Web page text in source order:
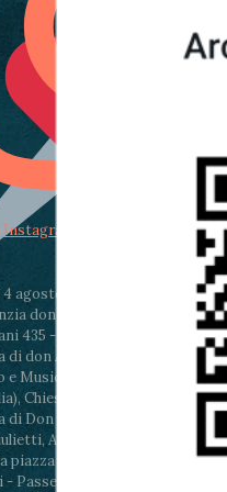
agosto2026
ore 11:30 - Lucca,
don Aldo Mei - Viale
435 - Inaugurazione murales
di don Aldo Mei curato dal Liceo
Musicale “Passaglia”
ore 18 -
Chiesa parrocchiale - Messa
di Don Aldo Mei celebrata da
Arcivescovo di Lucca
ore
piazza San Michele al Cippo di
- Passeggiata della Memoria in